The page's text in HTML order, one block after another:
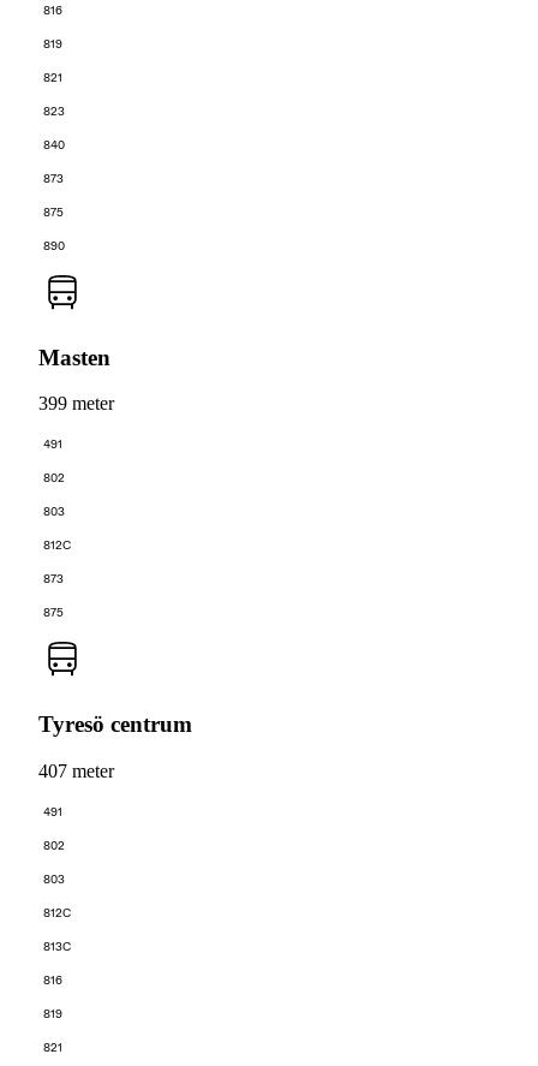
816
819
821
823
840
873
875
890
Masten
399 meter
491
802
803
812C
873
875
Tyresö centrum
407 meter
491
802
803
812C
813C
816
819
821